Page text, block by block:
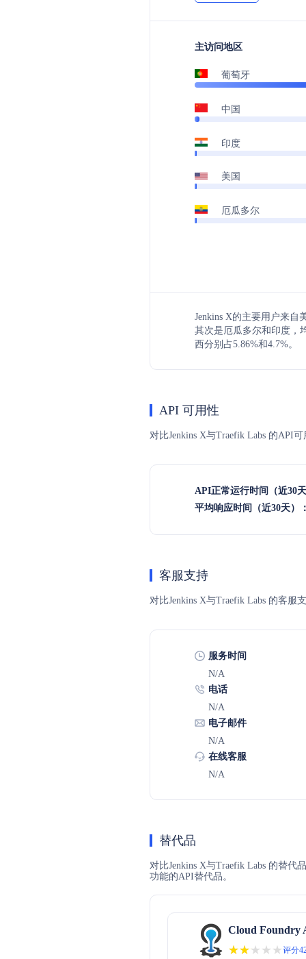
主访问地区
葡萄牙
中国
印度
美国
厄瓜多尔
Jenkins X的主要用户来自
其次是厄瓜多尔和印度，
西分别占5.86%和4.7%。
API 可用性
对比Jenkins X与Traefik Labs 的API
API正常运行时间（近30
平均响应时间（近30天）
客服支持
对比Jenkins X与Traefik Labs 的客
服务时间
N/A
电话
N/A
电子邮件
N/A
在线客服
N/A
替代品
对比Jenkins X与Traefik Labs 的替代
功能的API替代品。
Cloud Foundry
★★★★★
★★★★★评分